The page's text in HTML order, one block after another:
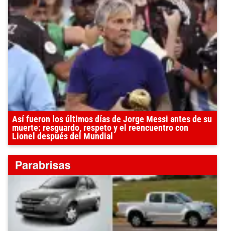
Así fueron los últimos días de Jorge Messi antes de su
muerte: resguardo, respeto y el reencuentro con
Lionel después del Mundial